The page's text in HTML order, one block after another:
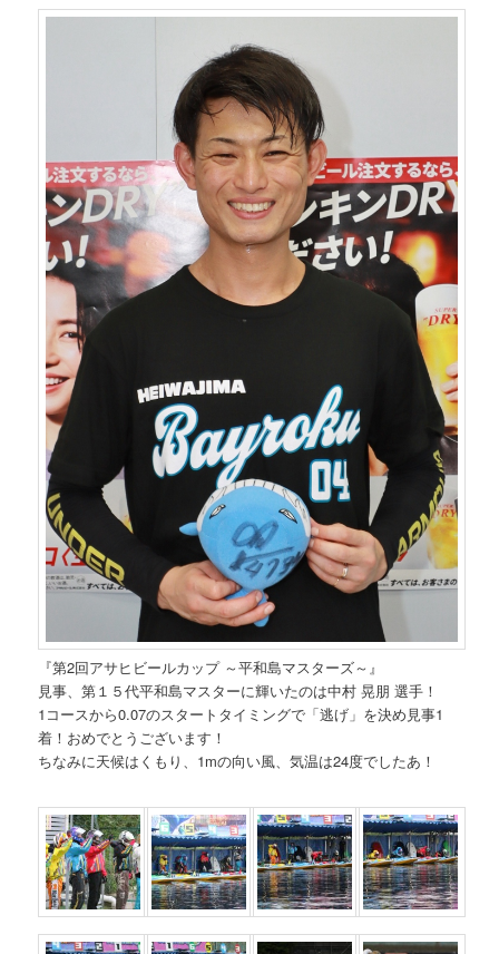
『第2回アサヒビールカップ ～平和島マスターズ～』
見事、第１５代平和島マスターに輝いたのは中村 晃朋 選手！
1コースから0.07のスタートタイミングで「逃げ」を決め見事1
着！おめでとうございます！
ちなみに天候はくもり、1mの向い風、気温は24度でしたあ！